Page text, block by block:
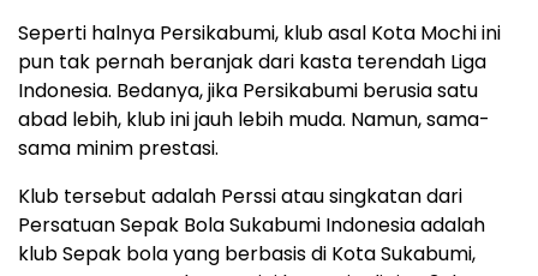
Seperti halnya Persikabumi, klub asal Kota Mochi ini
pun tak pernah beranjak dari kasta terendah Liga
Indonesia. Bedanya, jika Persikabumi berusia satu
abad lebih, klub ini jauh lebih muda. Namun, sama-
sama minim prestasi.
Klub tersebut adalah Perssi atau singkatan dari
Persatuan Sepak Bola Sukabumi Indonesia adalah
klub Sepak bola yang berbasis di Kota Sukabumi,